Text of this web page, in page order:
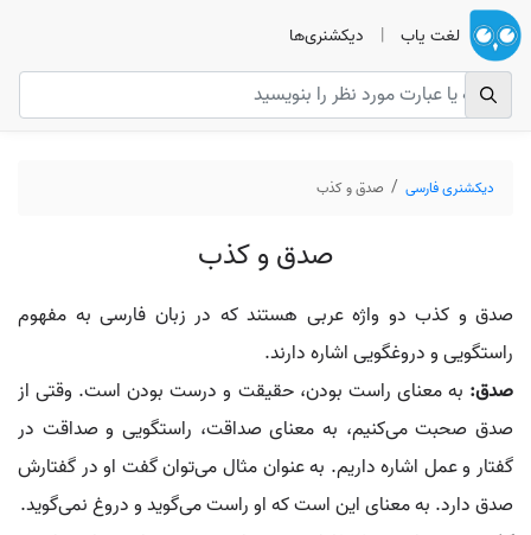
لغت یاب | دیکشنری‌ها
دیکشنری فارسی صدق و کذب
صدق و کذب
صدق و کذب دو واژه عربی هستند که در زبان فارسی به مفهوم
راستگویی و دروغگویی اشاره دارند.
صدق: به معنای راست بودن، حقیقت و درست بودن است. وقتی از
صدق صحبت می‌کنیم، به معنای صداقت، راستگویی و صداقت در
گفتار و عمل اشاره داریم. به عنوان مثال می‌توان گفت او در گفتارش
صدق دارد. به معنای این است که او راست می‌گوید و دروغ نمی‌گوید.